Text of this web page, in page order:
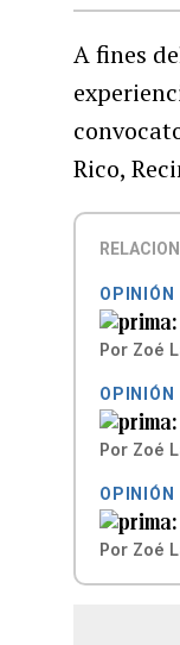
A fines
Rico,
OPINIÓN
Por Zoé
OPINIÓN
Por Zoé
OPINIÓN
Por Zoé